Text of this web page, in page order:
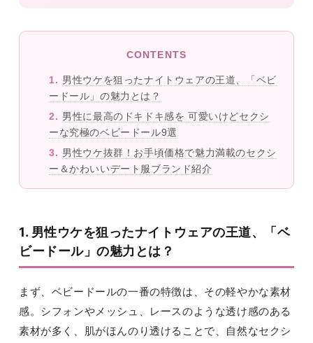
CONTENTS
男性ウケを狙ったナイトウェアの王道、「ベビ
ードール」の魅力とは？
男性に最高のドキドキ感を 可愛いけどセクシ
ーな究極のベビードール9選
男性ウケ抜群！お手頃価格で魅力満載のセクシ
ー＆かわいいデート服ブランド紹介
1. 男性ウケを狙ったナイトウェアの王道、「ベ
ビードール」の魅力とは？
まず、ベビードールの一番の特徴は、その軽やかな素材
感。シフォンやメッシュ、レースのような透け感のある
素材が多く、肌がほんのり透けることで、自然なセクシ